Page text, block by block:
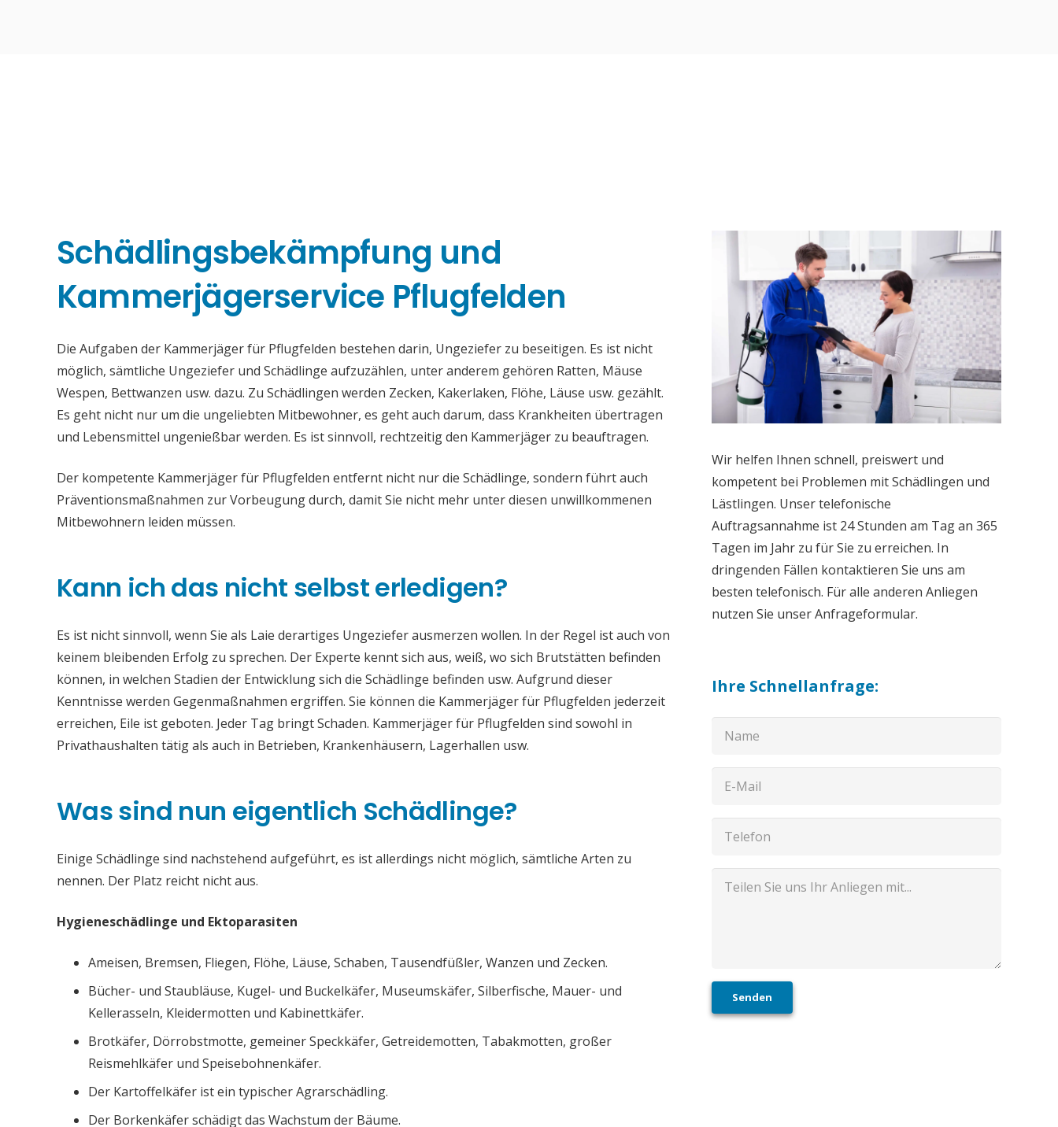
Schädlingsbekämpfung und
Kammerjägerservice Pflugfelden
Die Aufgaben der Kammerjäger für Pflugfelden bestehen darin, Ungeziefer zu beseitigen. Es ist nicht
möglich, sämtliche Ungeziefer und Schädlinge aufzuzählen, unter anderem gehören Ratten, Mäuse
Wespen, Bettwanzen usw. dazu. Zu Schädlingen werden Zecken, Kakerlaken, Flöhe, Läuse usw. gezählt.
Es geht nicht nur um die ungeliebten Mitbewohner, es geht auch darum, dass Krankheiten übertragen
und Lebensmittel ungenießbar werden. Es ist sinnvoll, rechtzeitig den Kammerjäger zu beauftragen.
Der kompetente Kammerjäger für Pflugfelden entfernt nicht nur die Schädlinge, sondern führt auch
Präventionsmaßnahmen zur Vorbeugung durch, damit Sie nicht mehr unter diesen unwillkommenen
Mitbewohnern leiden müssen.
Kann ich das nicht selbst erledigen?
Es ist nicht sinnvoll, wenn Sie als Laie derartiges Ungeziefer ausmerzen wollen. In der Regel ist auch von
keinem bleibenden Erfolg zu sprechen. Der Experte kennt sich aus, weiß, wo sich Brutstätten befinden
können, in welchen Stadien der Entwicklung sich die Schädlinge befinden usw. Aufgrund dieser
Kenntnisse werden Gegenmaßnahmen ergriffen. Sie können die Kammerjäger für Pflugfelden jederzeit
erreichen, Eile ist geboten. Jeder Tag bringt Schaden. Kammerjäger für Pflugfelden sind sowohl in
Privathaushalten tätig als auch in Betrieben, Krankenhäusern, Lagerhallen usw.
Was sind nun eigentlich Schädlinge?
Einige Schädlinge sind nachstehend aufgeführt, es ist allerdings nicht möglich, sämtliche Arten zu
nennen. Der Platz reicht nicht aus.
Hygieneschädlinge und Ektoparasiten
Ameisen, Bremsen, Fliegen, Flöhe, Läuse, Schaben, Tausendfüßler, Wanzen und Zecken.
Bücher- und Staubläuse, Kugel- und Buckelkäfer, Museumskäfer, Silberfische, Mauer- und
Kellerasseln, Kleidermotten und Kabinettkäfer.
Brotkäfer, Dörrobstmotte, gemeiner Speckkäfer, Getreidemotten, Tabakmotten, großer
Reismehlkäfer und Speisebohnenkäfer.
Der Kartoffelkäfer ist ein typischer Agrarschädling.
Der Borkenkäfer schädigt das Wachstum der Bäume.
Wir helfen Ihnen schnell, preiswert und
kompetent bei Problemen mit Schädlingen und
Lästlingen. Unser telefonische
Auftragsannahme ist 24 Stunden am Tag an 365
Tagen im Jahr zu für Sie zu erreichen. In
dringenden Fällen kontaktieren Sie uns am
besten telefonisch. Für alle anderen Anliegen
nutzen Sie unser Anfrageformular.
Ihre Schnellanfrage:
Senden